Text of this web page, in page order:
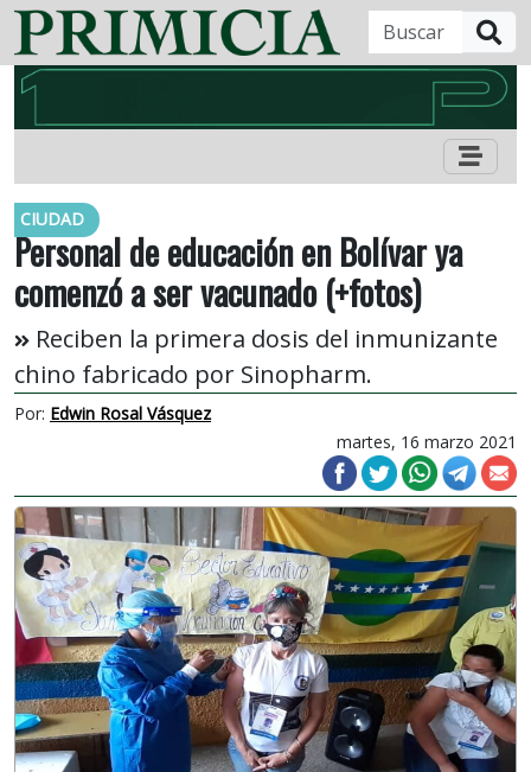
CIUDAD
Personal de educación en Bolívar ya
comenzó a ser vacunado (+fotos)
Reciben la primera dosis del inmunizante
chino fabricado por Sinopharm.
Por: Edwin Rosal Vásquez
martes, 16 marzo 2021